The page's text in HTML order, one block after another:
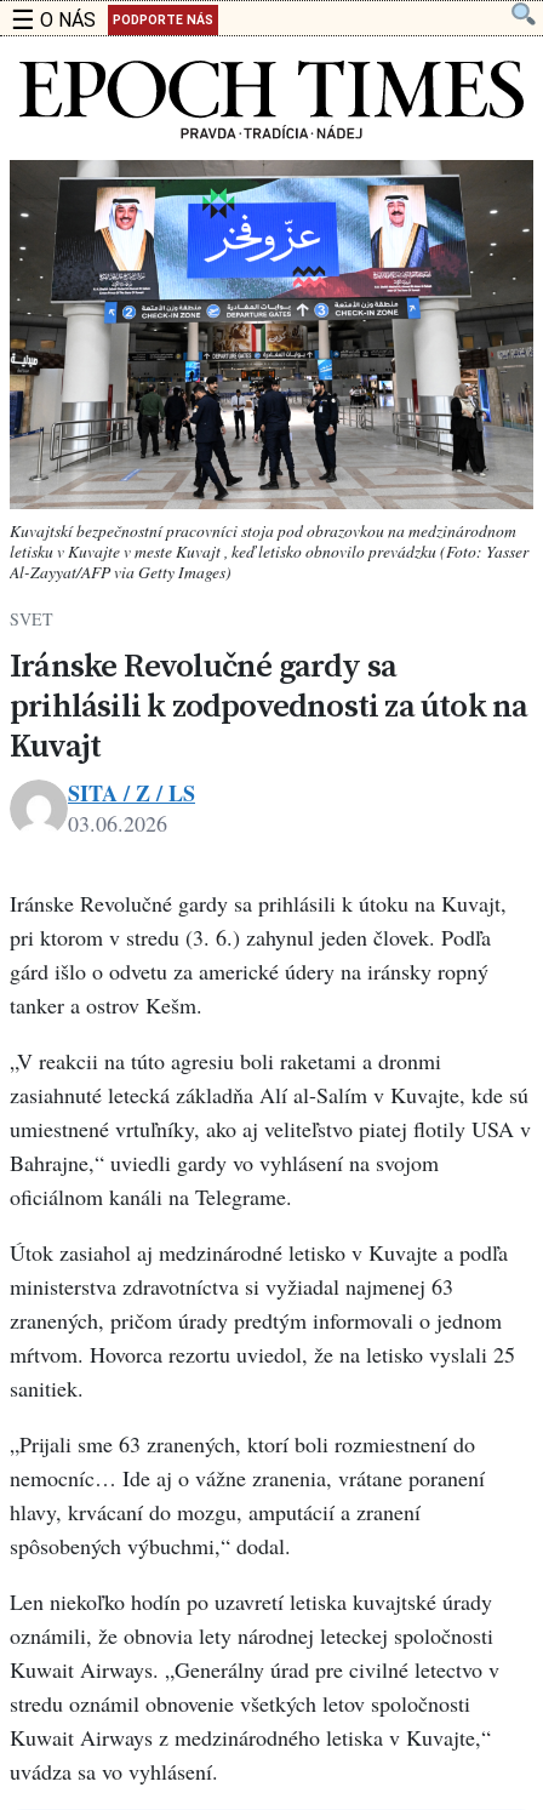
☰ O NÁS PODPORTE NÁS
Kuvajtskí bezpečnostní pracovníci stoja pod obrazovkou na medzinárodnom
letisku v Kuvajte v meste Kuvajt , keď letisko obnovilo prevádzku (Foto: Yasser
Al-Zayyat/AFP via Getty Images)
SVET
Iránske Revolučné gardy sa
prihlásili k zodpovednosti za útok na
Kuvajt
SITA / Z / LS
03.06.2026
Iránske Revolučné gardy sa prihlásili k útoku na Kuvajt,
pri ktorom v stredu (3. 6.) zahynul jeden človek. Podľa
gárd išlo o odvetu za americké údery na iránsky ropný
tanker a ostrov Kešm.
„V reakcii na túto agresiu boli raketami a dronmi
zasiahnuté letecká základňa Alí al-Salím v Kuvajte, kde sú
umiestnené vrtuľníky, ako aj veliteľstvo piatej flotily USA v
Bahrajne,“ uviedli gardy vo vyhlásení na svojom
oficiálnom kanáli na Telegrame.
Útok zasiahol aj medzinárodné letisko v Kuvajte a podľa
ministerstva zdravotníctva si vyžiadal najmenej 63
zranených, pričom úrady predtým informovali o jednom
mŕtvom. Hovorca rezortu uviedol, že na letisko vyslali 25
sanitiek.
„Prijali sme 63 zranených, ktorí boli rozmiestnení do
nemocníc… Ide aj o vážne zranenia, vrátane poranení
hlavy, krvácaní do mozgu, amputácií a zranení
spôsobených výbuchmi,“ dodal.
Len niekoľko hodín po uzavretí letiska kuvajtské úrady
oznámili, že obnovia lety národnej leteckej spoločnosti
Kuwait Airways. „Generálny úrad pre civilné letectvo v
stredu oznámil obnovenie všetkých letov spoločnosti
Kuwait Airways z medzinárodného letiska v Kuvajte,“
uvádza sa vo vyhlásení.